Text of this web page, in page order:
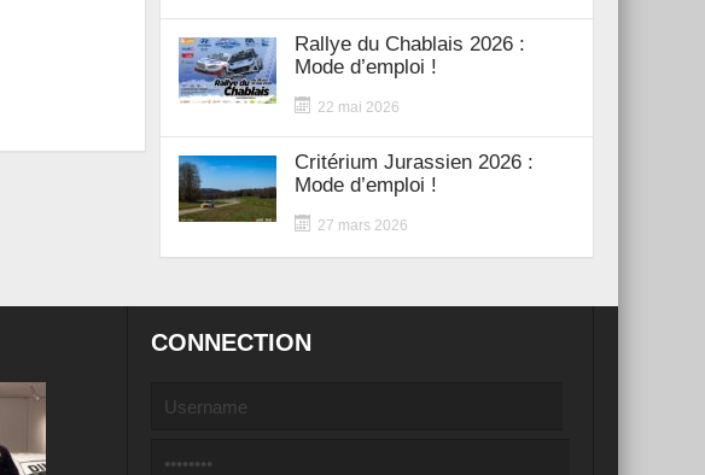
Rallye du Chablais 2026 :
Mode d’emploi !
22 mai 2026
Critérium Jurassien 2026 :
Mode d’emploi !
27 mars 2026
CONNECTION